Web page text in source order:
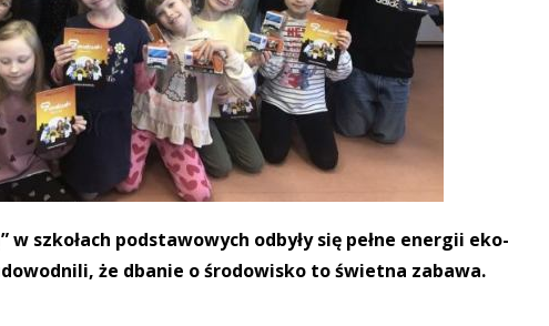
szkołach podstawowych odbyły się pełne energii eko-
że dbanie o środowisko to świetna zabawa.